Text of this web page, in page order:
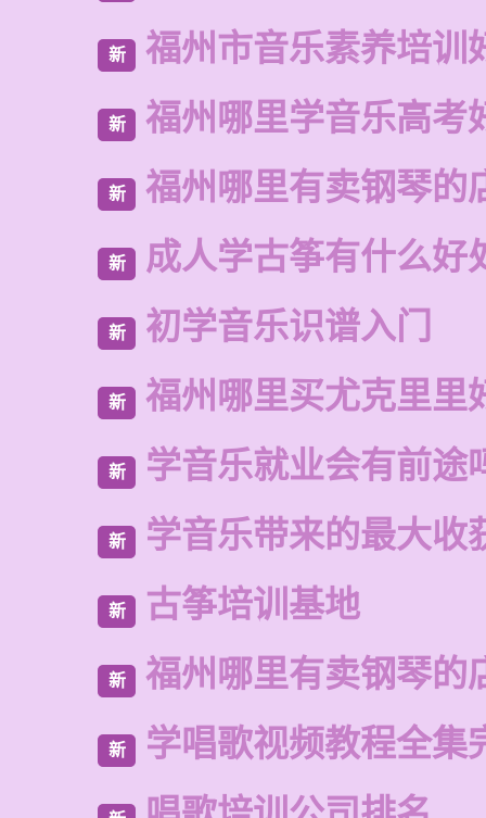
新 福州市音乐素养培训
新 福州哪里学音乐高考
新 福州哪里有卖钢琴的
新 成人学古筝有什么好
新 初学音乐识谱入门
新 福州哪里买尤克里里
新 学音乐就业会有前途
新 学音乐带来的最大收
新 古筝培训基地
新 福州哪里有卖钢琴的
新 学唱歌视频教程全集